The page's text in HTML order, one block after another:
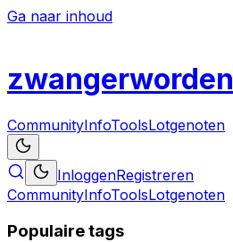
Ga naar inhoud
zwangerworden
CommunityInfoToolsLotgenoten
InloggenRegistreren
CommunityInfoToolsLotgenoten
Populaire tags